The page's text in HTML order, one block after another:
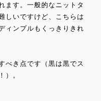
ます。一般的なニットタ
しいですけど、こちらは
ィンプルもくっきりきれ
べき点です（黒は黒でス
）。